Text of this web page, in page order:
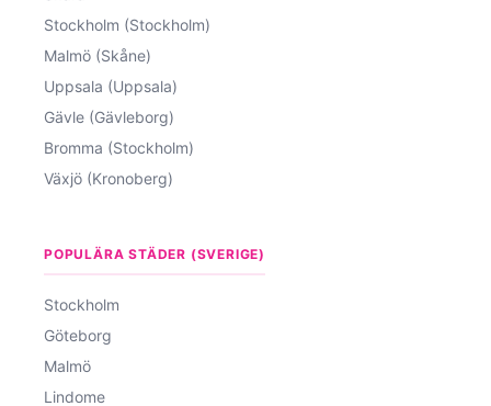
Stockholm (Stockholm)
Malmö (Skåne)
Uppsala (Uppsala)
Gävle (Gävleborg)
Bromma (Stockholm)
Växjö (Kronoberg)
POPULÄRA STÄDER (SVERIGE)
Stockholm
Göteborg
Malmö
Lindome